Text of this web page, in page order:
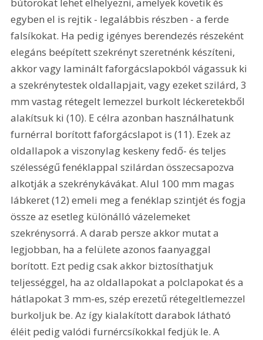
egyben el is rejtik - legalábbis részben - a ferde
falsíkokat. Ha pedig igényes berendezés részeként
elegáns beépített szekrényt szeretnénk készíteni,
akkor vagy laminált faforgácslapokból vágassuk ki
a szekrénytestek oldallapjait, vagy ezeket szilárd, 3
mm vastag rétegelt lemezzel burkolt léckeretekből
alakítsuk ki (10). E célra azonban használhatunk
furnérral borított faforgácslapot is (11). Ezek az
oldallapok a viszonylag keskeny fedő- és teljes
szélességű fenéklappal szilárdan összecsapozva
alkotják a szekrénykávákat. Alul 100 mm magas
lábkeret (12) emeli meg a fenéklap szintjét és fogja
össze az esetleg különálló vázelemeket
szekrénysorrá. A darab persze akkor mutat a
legjobban, ha a felülete azonos faanyaggal
borított. Ezt pedig csak akkor biztosíthatjuk
teljességgel, ha az oldallapokat a polclapokat és a
hátlapokat 3 mm-es, szép erezetű rétegeltlemezzel
burkoljuk be. Az így kialakított darabok látható
éléit pedig valódi furnércsíkokkal fedjük le. A